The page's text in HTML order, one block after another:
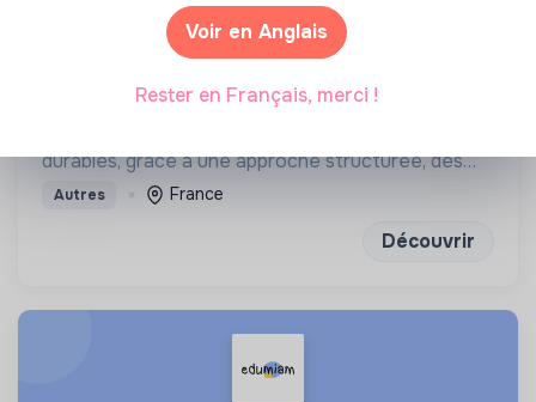
COMPLEXE X
programme leadership au féminin
durables, grâce à une approche structurée, des
outils concrets et des exercices de réflexion
Autres France
Découvrir
Voir en Anglais
Rester en Français, merci !